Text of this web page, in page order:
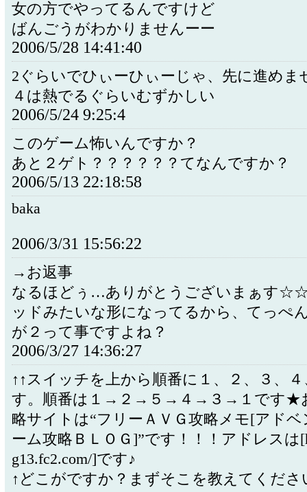
女の方でやってるんですけど
ばんごうがわかりませんーー
2006/5/28 14:41:40
2ぐらいでひぃーひぃーじゃ、先に進
４は熱でるぐらいむずかしい
2006/5/24 9:25:4
このゲーム怖いんですか？
あと２ゲト？？？？？？てなんですか？
2006/5/13 22:18:58
baka
2006/3/31 15:56:22
→お返事
なるほどぅ…ありがとうございまぁす
ッドみたいな形になってるから、てっぺ
が２って事ですよね？
2006/3/27 14:36:27
↑↑スイッチを上から順番に１、２、３、
す。順番は１→２→５→４→３→１です★
略サイトは“フリーＡＶＧ攻略メモ[アド
ーム攻略ＢＬＯＧ]”です！！！アドレスは
g13.fc2.com/]です♪
↑どこがですか？まずそこを教えてくださ